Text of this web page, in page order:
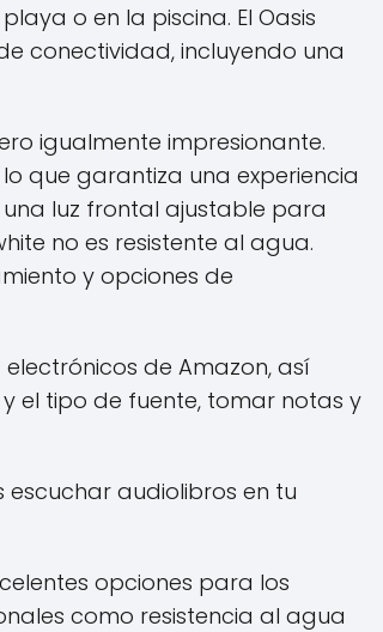
o en la piscina. El Oasis
conectividad, incluyendo una
igualmente impresionante.
que garantiza una experiencia
luz frontal ajustable para
no es resistente al agua.
y opciones de
de Amazon, así
el tipo de fuente, tomar notas y
escuchar audiolibros en tu
opciones para los
como resistencia al agua